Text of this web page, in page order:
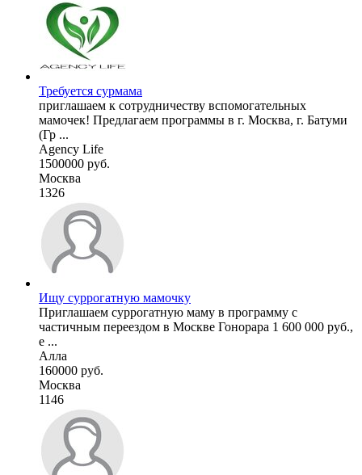
Требуется сурмама
приглашаем к сотрудничеству вспомогательных
мамочек! Предлагаем программы в г. Москва, г. Батуми
(Гр ...
Agency Life
1500000 руб.
Москва
1326
Ищу суррогатную мамочку
Приглашаем суррогатную маму в программу с
частичным переездом в Москве Гонорара 1 600 000 руб.,
е ...
Алла
160000 руб.
Москва
1146